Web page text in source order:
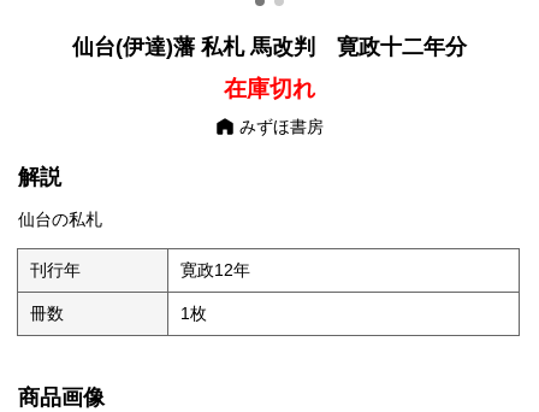
仙台(伊達)藩 私札 馬改判 寛政十二年分
在庫切れ
みずほ書房
解説
仙台の私札
刊行年 寛政12年
冊数 1枚
商品画像